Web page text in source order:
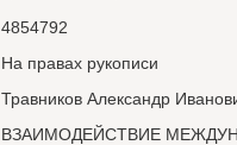
4854792
На правах рукописи
Травников Александр
ВЗАИМОДЕЙСТВИЕ